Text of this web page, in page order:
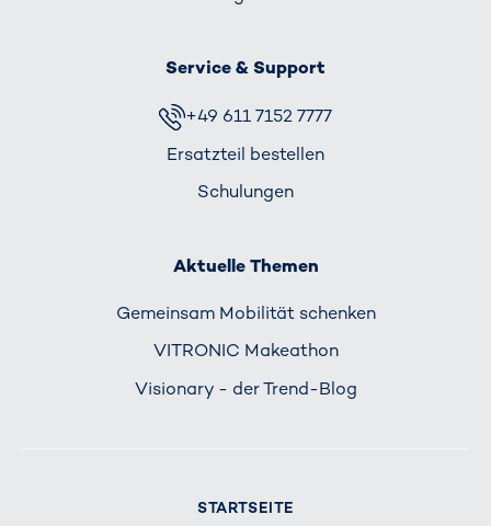
Service & Support
+49 611 7152 7777
Ersatzteil bestellen
Schulungen
Aktuelle Themen
Gemeinsam Mobilität schenken
VITRONIC Makeathon
Visionary - der Trend-Blog
STARTSEITE